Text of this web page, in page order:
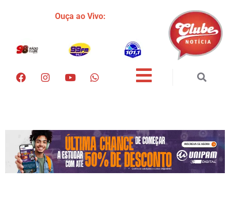
Ouça ao Vivo: